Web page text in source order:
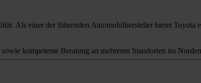
Als einer der führenden Automobilhersteller bietet
kompetente Beratung an mehreren Standorten im